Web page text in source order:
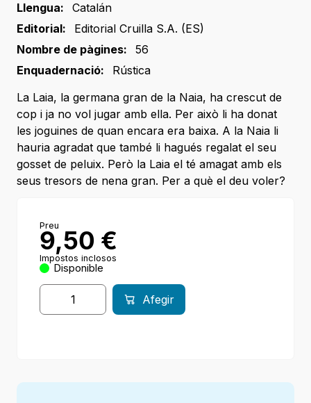
Llengua:
Catalán
Editorial:
Editorial Cruilla S.A. (ES)
Nombre de pàgines:
56
Enquadernació:
Rústica
La Laia, la germana gran de la Naia, ha crescut de
cop i ja no vol jugar amb ella. Per això li ha donat
les joguines de quan encara era baixa. A la Naia li
hauria agradat que també li hagués regalat el seu
gosset de peluix. Però la Laia el té amagat amb els
seus tresors de nena gran. Per a què el deu voler?
Preu
9,50 €
Impostos inclosos
Disponible
Afegir